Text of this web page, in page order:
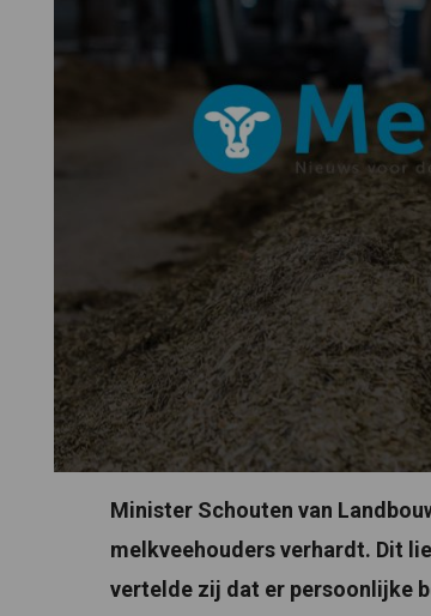
Minister Schouten van
melkveehouders verhardt. Dit
vertelde zij dat er persoonlijke